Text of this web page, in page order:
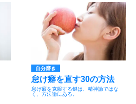
自分磨き
怠け癖を直す30の方法
怠け癖を克服する鍵は、精神論ではな
く、方法論にある。